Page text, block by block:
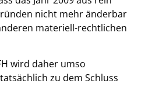
nicht mehr änderbar
materiell-rechtlichen
wird daher umso
zu dem Schluss